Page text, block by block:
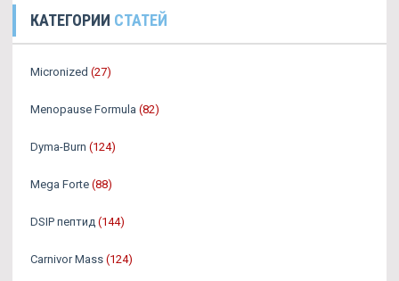
КАТЕГОРИИ СТАТЕЙ
Micronized (27)
Menopause Formula (82)
Dyma-Burn (124)
Mega Forte (88)
DSIP пептид (144)
Carnivor Mass (124)